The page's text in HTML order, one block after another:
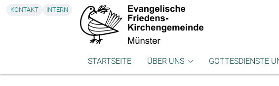
KONTAKT INTERN
STARTSEITE ÜBER UNS GOTTESDIENSTE